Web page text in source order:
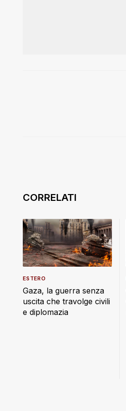
Gaza, la guerra senza
uscita che travolge civili
e diplomazia
ESTERO